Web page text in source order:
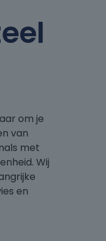
om je
van
met
Wij
en